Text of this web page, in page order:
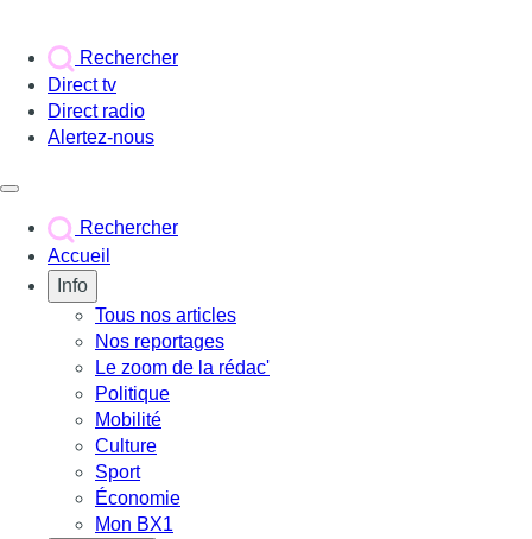
Rechercher
Direct tv
Direct radio
Alertez-nous
Rechercher
Accueil
Info
Tous nos articles
Nos reportages
Le zoom de la rédac'
Politique
Mobilité
Culture
Sport
Économie
Mon BX1